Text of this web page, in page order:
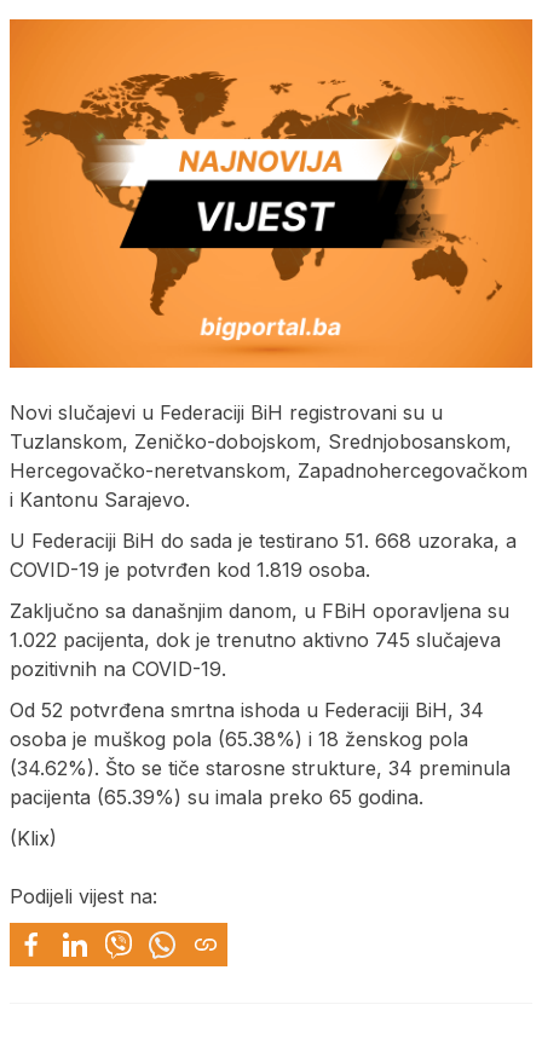
Novi slučajevi u Federaciji BiH registrovani su u
Tuzlanskom, Zeničko-dobojskom, Srednjobosanskom,
Hercegovačko-neretvanskom, Zapadnohercegovačkom
i Kantonu Sarajevo.
U Federaciji BiH do sada je testirano 51. 668 uzoraka, a
COVID-19 je potvrđen kod 1.819 osoba.
Zaključno sa današnjim danom, u FBiH oporavljena su
1.022 pacijenta, dok je trenutno aktivno 745 slučajeva
pozitivnih na COVID-19.
Od 52 potvrđena smrtna ishoda u Federaciji BiH, 34
osoba je muškog pola (65.38%) i 18 ženskog pola
(34.62%). Što se tiče starosne strukture, 34 preminula
pacijenta (65.39%) su imala preko 65 godina.
(Klix)
Podijeli vijest na: